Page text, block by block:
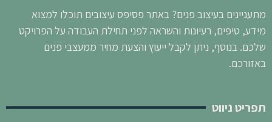
מתעניינים בעיצוב פנים? באתר פסיפס עיצובים תוכלו למצוא
מידע, טיפים, רעיונות והשראה לפני תחילת העבודה על הפרויקט
שלכם. בנוסף, ניתן לקבל ייעוץ והצעת מחיר ממעצבי פנים
באזורכם.
תפריט ניווט